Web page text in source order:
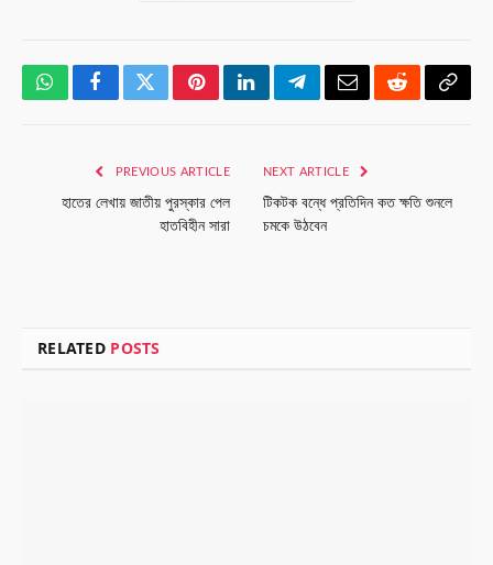
WhatsAppFacebookTwitterPinterestLinkedInTelegramEmailRedditCopy
PREVIOUS ARTICLE
হাতের লেখায় জাতীয় পুরস্কার পেল
হাতবিহীন সারা
NEXT ARTICLE
টিকটক বন্ধে প্রতিদিন কত ক্ষতি শুনলে
চমকে উঠবেন
RELATED POSTS